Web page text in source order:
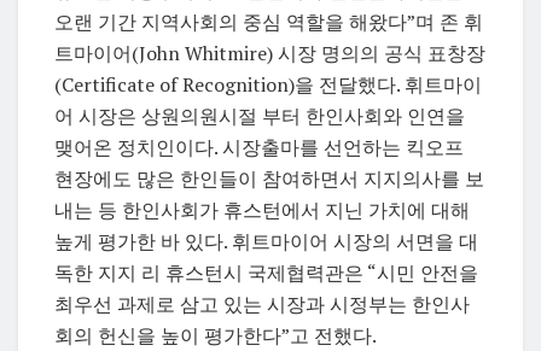
오랜 기간 지역사회의 중심 역할을 해왔다”며 존 휘
트마이어(John Whitmire) 시장 명의의 공식 표창장
(Certificate of Recognition)을 전달했다. 휘트마이
어 시장은 상원의원시절 부터 한인사회와 인연을
맺어온 정치인이다. 시장출마를 선언하는 킥오프
현장에도 많은 한인들이 참여하면서 지지의사를 보
내는 등 한인사회가 휴스턴에서 지닌 가치에 대해
높게 평가한 바 있다. 휘트마이어 시장의 서면을 대
독한 지지 리 휴스턴시 국제협력관은 “시민 안전을
최우선 과제로 삼고 있는 시장과 시정부는 한인사
회의 헌신을 높이 평가한다”고 전했다.